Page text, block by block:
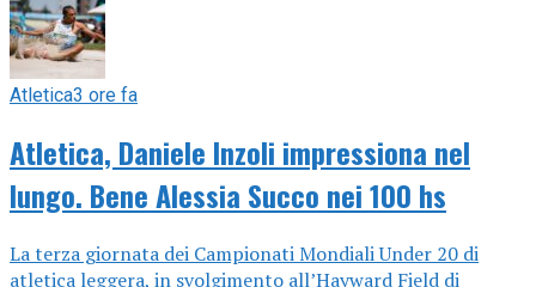
Atletica3 ore fa
Atletica, Daniele Inzoli impressiona nel
lungo. Bene Alessia Succo nei 100 hs
La terza giornata dei Campionati Mondiali Under 20 di
atletica leggera, in svolgimento all’Hayward Field di